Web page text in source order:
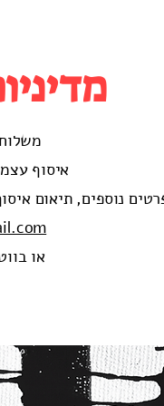
משלוח
איסוף
נוספים, תיאום
או בווטסאפ